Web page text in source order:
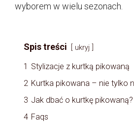
wyborem w wielu sezonach.
Spis treści ukryj
1 Stylizacje z kurtką pikowaną
2 Kurtka pikowana – nie tylko
3 Jak dbać o kurtkę pikowaną?
4 Faqs